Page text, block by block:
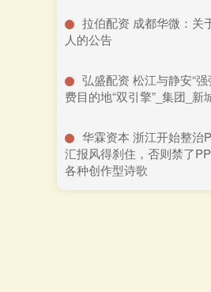
拉伯配资 成都华微：关
人的公告
弘盛配资 松江与静安“
费目的地“双引擎”_集团_新
华霖资本 浙江开始整治
汇报风得刹住，否则禁了
各种创作型诗歌